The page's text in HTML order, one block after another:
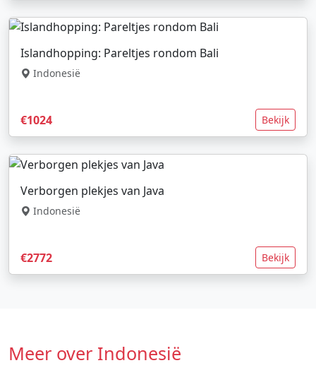
Islandhopping: Pareltjes rondom Bali
Indonesië
€1024 Bekijk
Verborgen plekjes van Java
Indonesië
€2772 Bekijk
Meer over Indonesië